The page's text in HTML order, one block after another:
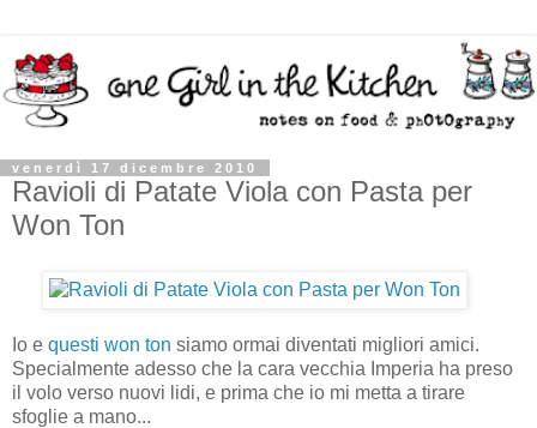
venerdì 17 dicembre 2010
Ravioli di Patate Viola con Pasta per
Won Ton
Io e questi won ton siamo ormai diventati migliori amici.
Specialmente adesso che la cara vecchia Imperia ha preso
il volo verso nuovi lidi, e prima che io mi metta a tirare
sfoglie a mano...